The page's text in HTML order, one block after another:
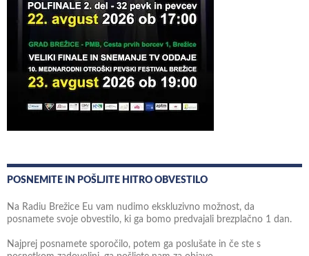
POSNEMITE IN POŠLJITE HITRO OBVESTILO
Na Radiu Brežice Eu vam nudimo ekskluzivno možnost, da
posnamete svoje obvestilo, ki ga bomo predvajali brezplačno 1 dan.
Najprej posnamete sporočilo, potem ga poslušate in če ste s